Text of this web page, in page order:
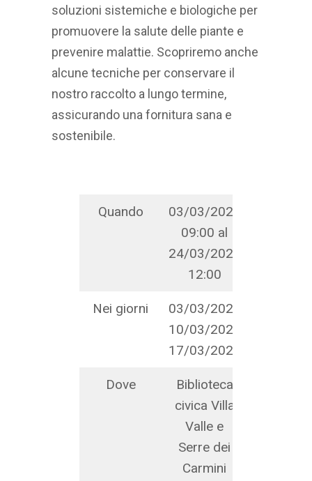
soluzioni sistemiche e biologiche per
promuovere la salute delle piante e
prevenire malattie. Scopriremo anche
alcune tecniche per conservare il
nostro raccolto a lungo termine,
assicurando una fornitura sana e
sostenibile.
Quando
03/03/2024
09:00 al
24/03/2024
12:00
Nei giorni
03/03/2024
10/03/2024
17/03/2024
Dove
Biblioteca
civica Villa
Valle e
Serre dei
Carmini